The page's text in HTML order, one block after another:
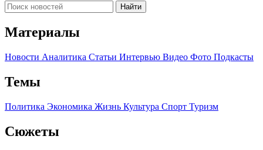
Найти
Материалы
Новости Аналитика Статьи Интервью Видео Фото Подкасты
Темы
Политика Экономика Жизнь Культура Спорт Туризм
Сюжеты